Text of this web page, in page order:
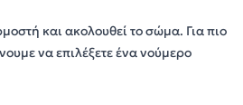
και ακολουθεί το σώμα. Για πιο
να επιλέξετε ένα νούμερο